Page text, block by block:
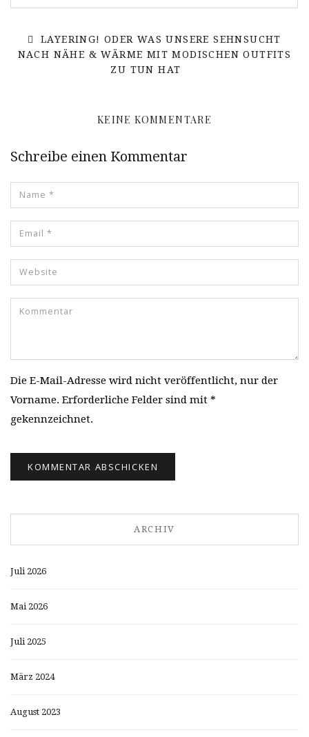
LAYERING! ODER WAS UNSERE SEHNSUCHT
NACH NÄHE & WÄRME MIT MODISCHEN OUTFITS
ZU TUN HAT
KEINE KOMMENTARE
Schreibe einen Kommentar
Die E-Mail-Adresse wird nicht veröffentlicht, nur der
Vorname. Erforderliche Felder sind mit *
gekennzeichnet.
ARCHIV
Juli 2026
Mai 2026
Juli 2025
März 2024
August 2023